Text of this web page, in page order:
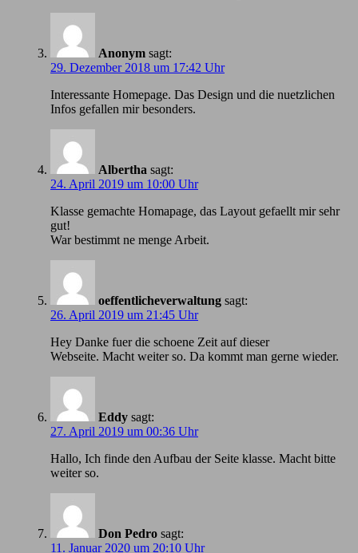
Anonym sagt:
29. Dezember 2018 um 17:42 Uhr
Іnteressante Homepage. Das Design und die nuetzlichen
Infos gefallen mir besonders.
Albertha sagt:
24. April 2019 um 10:00 Uhr
Klasse gemachte Homapage, das Layout gefaellt mir sehr
gut!
War bestimmt ne menge Arbeit.
oeffentlicheverwaltung sagt:
26. April 2019 um 21:45 Uhr
Hey Danke fuer die schoene Zeit auf dieser
Webseite. Macht weiter so. Da kommt man gerne wieder.
Eddy sagt:
27. April 2019 um 00:36 Uhr
Hallo, Ich finde den Aufbau der Seite klasse. Macht bitte
weiter so.
Don Pedro sagt:
11. Januar 2020 um 20:10 Uhr